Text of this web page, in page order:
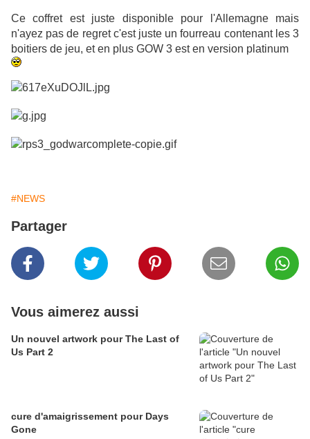
Ce coffret est juste disponible pour l'Allemagne mais
n'ayez pas de regret c'est juste un fourreau contenant les 3
boitiers de jeu, et en plus GOW 3 est en version platinum
#NEWS
Partager
Vous aimerez aussi
Un nouvel artwork pour The Last of
Us Part 2
cure d'amaigrissement pour Days
Gone